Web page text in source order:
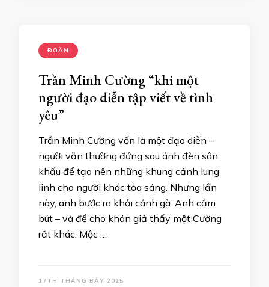
ĐOÀN
Trần Minh Cường “khi một
người đạo diễn tập viết về tình
yêu”
Trần Minh Cường vốn là một đạo diễn –
người vẫn thường đứng sau ánh đèn sân
khấu để tạo nên những khung cảnh lung
linh cho người khác tỏa sáng. Nhưng lần
này, anh bước ra khỏi cánh gà. Anh cầm
bút – và để cho khán giả thấy một Cường
rất khác. Mộc …
17TH THÁNG BẢY 2025